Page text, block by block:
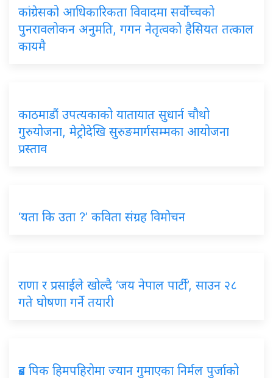
कांग्रेसको आधिकारिकता विवादमा सर्वोच्चको
पुनरावलोकन अनुमति, गगन नेतृत्वको हैसियत तत्काल
कायमै
काठमाडौं उपत्यकाको यातायात सुधार्न चौथो
गुरुयोजना, मेट्रोदेखि सुरुङमार्गसम्मका आयोजना
प्रस्ताव
‘यता कि उता ?’ कविता संग्रह विमोचन
राणा र प्रसाईंले खोल्दै ‘जय नेपाल पार्टी’, साउन २८
गते घोषणा गर्ने तयारी
ब्रड पिक हिमपहिरोमा ज्यान गुमाएका निर्मल पुर्जाको